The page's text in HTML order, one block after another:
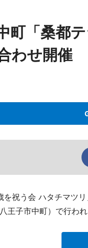
町「桑都
わせ開催
を祝う会 ハタチマツ
王子市中町）で行わ